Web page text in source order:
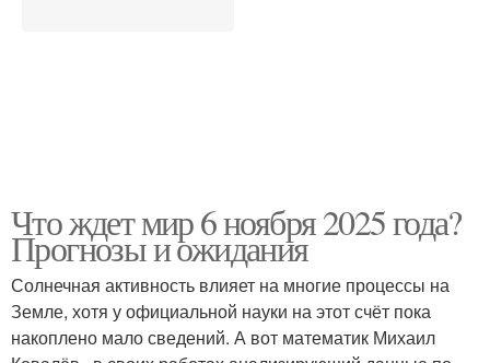
Что ждет мир 6 ноября 2025 года?
Прогнозы и ожидания
Солнечная активность влияет на многие процессы на
Земле, хотя у официальной науки на этот счёт пока
накоплено мало сведений. А вот математик Михаил